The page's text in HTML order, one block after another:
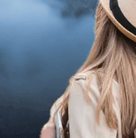
Файлов Cookie
Положения И Условия
Станьте Партнером
Our Team